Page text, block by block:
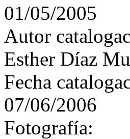
01/05/2005
Autor
Esther Díaz
Fecha
07/06/2006
Fotografía: